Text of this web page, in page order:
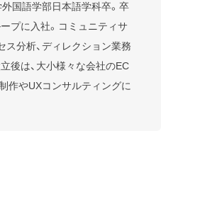
国語学部日本語学科卒。卒
プに入社。コミュニティサ
ス分析、ディレクション業務
後は、大小様々な会社のEC
作やUXコンサルティングに